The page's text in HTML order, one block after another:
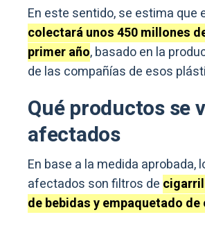
En este sentido, se estima que
colectará unos 450 millones
primer año, basado en la
de las compañías de esos
Qué productos se
afectados
En base a la medida aprobada,
afectados son filtros de
de bebidas y empaquetado